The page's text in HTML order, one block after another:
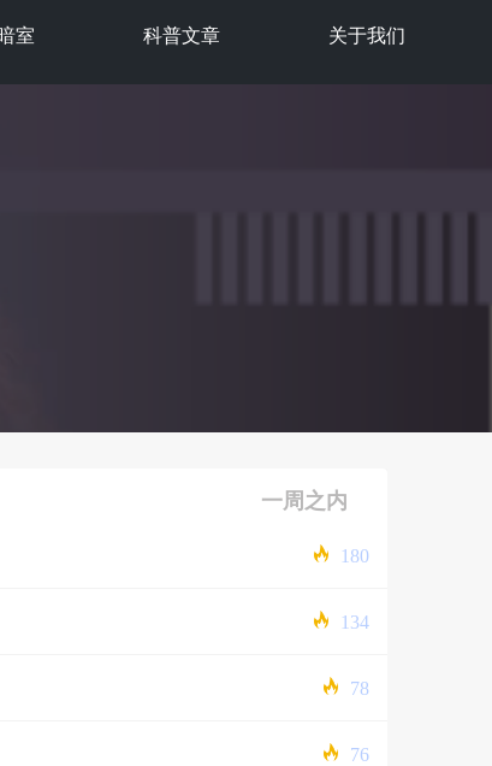
室 科普文章 关于我们
一周之内
180
134
78
76